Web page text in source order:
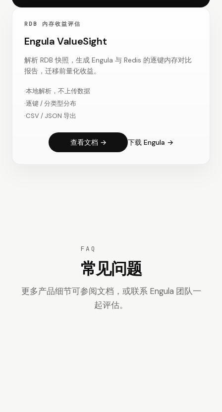
RDB 内存收益评估
Engula ValueSight
解析 RDB 快照，生成 Engula 与 Redis 的逐键内存对比
报告，迁移前量化收益。
·本地解析，不上传数据
·逐键 / 分类型分布
·CSV / JSON 导出
查看文档 → 下载 Engula →
FAQ
常见问题
更多产品细节可参阅文档，或联系 Engula 团队一
起评估。